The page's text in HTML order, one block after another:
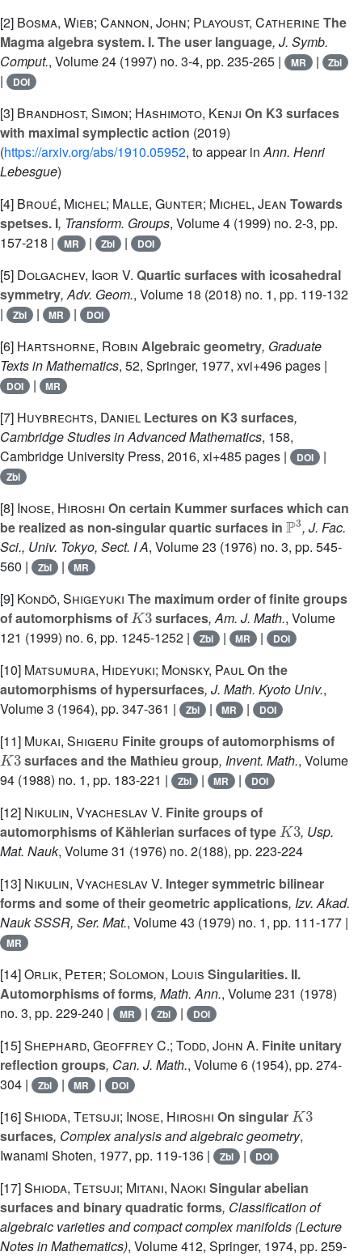
[2] Bosma, Wieb; Cannon, John; Playoust, Catherine The
Magma algebra system. I. The user language, J. Symb.
Comput., Volume 24 (1997) no. 3-4, pp. 235-265 | MR | Zbl
| DOI
[3] Brandhost, Simon; Hashimoto, Kenji On K3 surfaces
with maximal symplectic action (2019)
(https://arxiv.org/abs/1910.05952, to appear inAnn. Henri
Lebesgue)
[4] Broué, Michel; Malle, Gunter; Michel, Jean Towards
spetses. I, Transform. Groups, Volume 4 (1999) no. 2-3, pp.
157-218 |
MR | Zbl | DOI
[5] Dolgachev, Igor V. Quartic surfaces with icosahedral
symmetry, Adv. Geom., Volume 18 (2018) no. 1, pp. 119-132
|
Zbl | MR | DOI
[6] Hartshorne, Robin Algebraic geometry, Graduate
Texts in Mathematics, 52, Springer, 1977, xvi+496 pages |
DOI | MR
[7] Huybrechts, Daniel Lectures on K3 surfaces,
Cambridge Studies in Advanced Mathematics, 158,
Cambridge University Press, 2016, xi+485 pages |
DOI |
Zbl
[8] Inose, Hiroshi On certain Kummer surfaces which can
be realized as non-singular quartic surfaces in
ℙ3
, J. Fac.
Sci., Univ. Tokyo, Sect. I A, Volume 23 (1976) no. 3, pp. 545-
560 |
Zbl | MR
[9] Kondō, Shigeyuki The maximum order of finite groups
of automorphisms of
K3
surfaces, Am. J. Math., Volume
121 (1999) no. 6, pp. 1245-1252 | Zbl | MR | DOI
[10] Matsumura, Hideyuki; Monsky, PaulOn the
automorphisms of hypersurfaces, J. Math. Kyoto Univ.,
Volume 3 (1964), pp. 347-361 | Zbl | MR | DOI
[11] Mukai, Shigeru Finite groups of automorphisms of
K 3
surfaces and the Mathieu group, Invent. Math., Volume
94 (1988) no. 1, pp. 183-221 | Zbl | MR | DOI
[12] Nikulin, Vyacheslav V. Finite groups of
automorphisms of Kählerian surfaces of type
, Usp.
Mat. Nauk, Volume 31 (1976) no. 2(188), pp. 223-224
[13] Nikulin, Vyacheslav V. Integer symmetric bilinear
forms and some of their geometric applications, Izv. Akad.
Nauk SSSR, Ser. Mat., Volume 43 (1979) no. 1, pp. 111-177 |
MR
[14]Orlik, Peter; Solomon, Louis Singularities. II.
Automorphisms of forms, Math. Ann., Volume 231 (1978)
no. 3, pp. 229-240 |
MR | Zbl | DOI
[15]Shephard, Geoffrey C.; Todd, John A. Finite unitary
reflection groups, Can. J. Math., Volume 6 (1954), pp. 274-
304 |
Zbl | MR | DOI
[16]Shioda, Tetsuji; Inose, Hiroshi On singular
surfaces, Complex analysis and algebraic geometry,
Iwanami Shoten, 1977, pp. 119-136 |
Zbl | DOI
[17]Shioda, Tetsuji; Mitani, Naoki Singular abelian
surfaces and binary quadratic forms, Classification of
algebraic varieties and compact complex manifolds (Lecture
Notes in Mathematics), Volume 412, Springer, 1974, pp. 259-